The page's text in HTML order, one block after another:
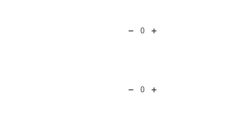
0
0